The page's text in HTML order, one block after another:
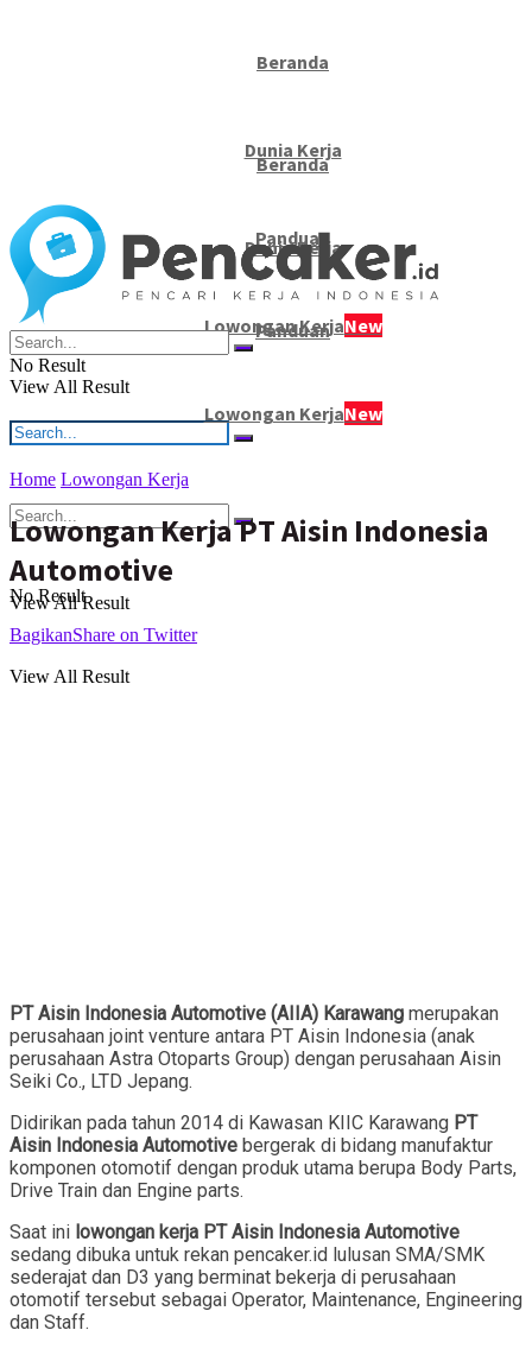
Beranda
Dunia Kerja
Panduan
Lowongan KerjaNew
No Result
View All Result
Beranda
Dunia Kerja
Panduan
Lowongan KerjaNew
No Result
View All Result
No Result
View All Result
Home Lowongan Kerja
Lowongan Kerja PT Aisin Indonesia
Automotive
BagikanShare on Twitter
PT Aisin Indonesia Automotive (AIIA) Karawang merupakan
perusahaan joint venture antara PT Aisin Indonesia (anak
perusahaan Astra Otoparts Group) dengan perusahaan Aisin
Seiki Co., LTD Jepang.
Didirikan pada tahun 2014 di Kawasan KIIC Karawang PT
Aisin Indonesia Automotive bergerak di bidang manufaktur
komponen otomotif dengan produk utama berupa Body Parts,
Drive Train dan Engine parts.
Saat ini lowongan kerja PT Aisin Indonesia Automotive
sedang dibuka untuk rekan pencaker.id lulusan SMA/SMK
sederajat dan D3 yang berminat bekerja di perusahaan
otomotif tersebut sebagai Operator, Maintenance, Engineering
dan Staff.